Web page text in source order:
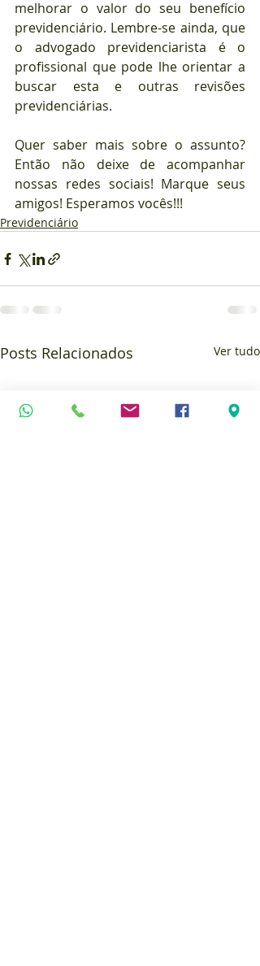
melhorar o valor do seu benefício
previdenciário. Lembre-se ainda, que
o advogado previdenciarista é o
profissional que pode lhe orientar a
buscar esta e outras revisões
previdenciárias.
Quer saber mais sobre o assunto?
Então não deixe de acompanhar
nossas redes sociais! Marque seus
amigos! Esperamos vocês!!!
Previdenciário
Posts Relacionados Ver tudo